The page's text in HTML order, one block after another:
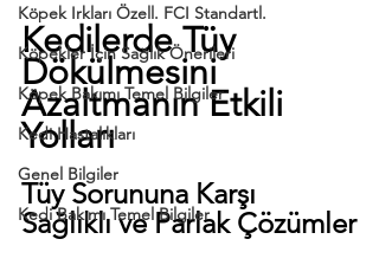
Köpek Irkları Özell. FCI Standartl.
Köpekler İçin Sağlık Önerileri
Köpek Bakımı Temel Bilgiler
Kedi Hastalıkları
Genel Bilgiler
Kedi Bakımı Temel Bilgiler
Kedilerde Tüy
Dökülmesini
Azaltmanın Etkili
Yolları
Tüy Sorununa Karşı
Sağlıklı ve Parlak Çözümler